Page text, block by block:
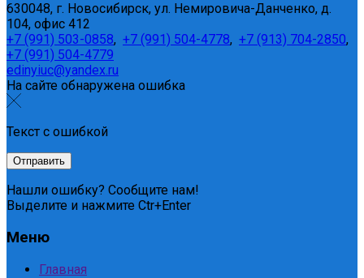
630048, г. Новосибирск, ул. Немировича-Данченко, д.
104, офис 412
+7 (991) 503-0858, +7 (991) 504-4778, +7 (913) 704-2850,
+7 (991) 504-4779
edinyiuc@yandex.ru
На сайте обнаружена ошибка
Текст с ошибкой
Нашли ошибку? Сообщите нам!
Выделите и нажмите Ctr+Enter
Меню
Главная